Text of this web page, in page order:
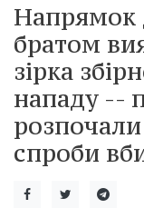
Напрямок
братом
зірка
нападу --
спроби